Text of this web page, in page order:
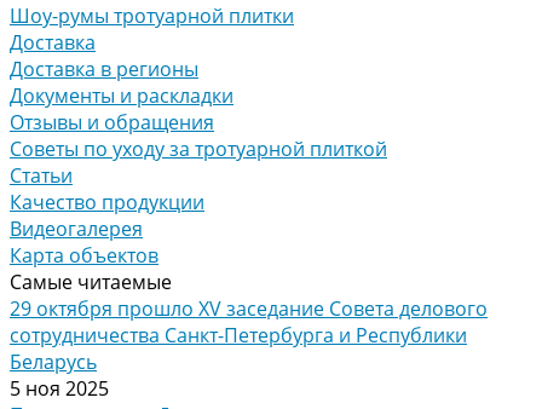
Шоу-румы тротуарной плитки
Доставка
Доставка в регионы
Документы и раскладки
Отзывы и обращения
Советы по уходу за тротуарной плиткой
Статьи
Качество продукции
Видеогалерея
Карта объектов
Самые читаемые
29 октября прошло XV заседание Совета делового
сотрудничества Санкт-Петербурга и Республики
Беларусь
5 ноя 2025